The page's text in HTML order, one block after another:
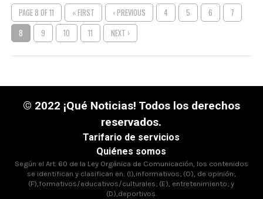
PAGE 8 OF 11 « FIRST ‹ PREVIOUS 4 5 6
7
8
9 10 11 NEXT ›
© 2022 ¡Qué Noticias! Todos los derechos
reservados.
Tarifario de servicios
Quiénes somos
Según el Art. 60 de la Ley Orgánica de Comunicación, los contenidos
se identifican y clasifican en: (I),informativos; (O), de opinión;
(F),formativos/educativos/culturales; (E), entretenimiento; y
(D),deportivos.